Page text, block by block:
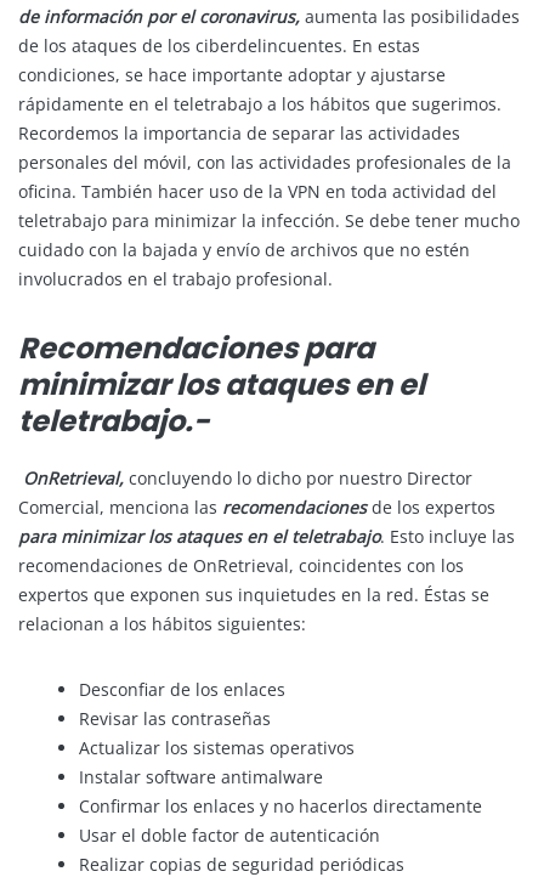
de información por el coronavirus, aumenta las posibilidades
de los ataques de los ciberdelincuentes. En estas
condiciones, se hace importante adoptar y ajustarse
rápidamente en el teletrabajo a los hábitos que sugerimos.
Recordemos la importancia de separar las actividades
personales del móvil, con las actividades profesionales de la
oficina. También hacer uso de la VPN en toda actividad del
teletrabajo para minimizar la infección. Se debe tener mucho
cuidado con la bajada y envío de archivos que no estén
involucrados en el trabajo profesional.
Recomendaciones para
minimizar los ataques en el
teletrabajo.-
OnRetrieval, concluyendo lo dicho por nuestro Director
Comercial, menciona las recomendacionesde los expertos
para minimizar los ataques en el teletrabajo. Esto incluye las
recomendaciones de OnRetrieval, coincidentes con los
expertos que exponen sus inquietudes en la red. Éstas se
relacionan a los hábitos siguientes:
Desconfiar de los enlaces
Revisar las contraseñas
Actualizar los sistemas operativos
Instalar software antimalware
Confirmar los enlaces y no hacerlos directamente
Usar el doble factor de autenticación
Realizar copias de seguridad periódicas